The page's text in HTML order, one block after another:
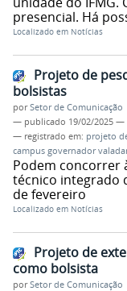
presencial. Há
Localizado em Notícias
Projeto de
bolsistas
porSetor de Comunicação
— publicado 19/02/2025 —
— registrado em: projeto
campus governador
Podem concorrer
técnico integrado
de fevereiro
Localizado em Notícias
Projeto de
como bolsista
porSetor de Comunicação